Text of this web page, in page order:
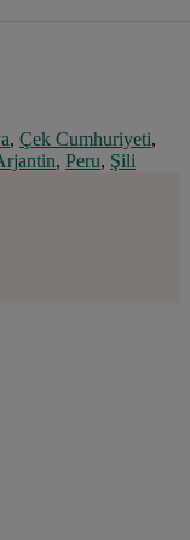
, Çek Cumhuriyeti,
, Peru, Şili